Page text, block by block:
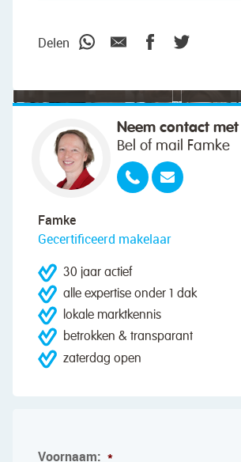
Delen
Neem contact
Bel of mail Famke
Famke
Gecertificeerd makelaar
30 jaar actief
alle expertise onder 1 dak
lokale marktkennis
betrokken & transparant
zaterdag open
Voornaam: *